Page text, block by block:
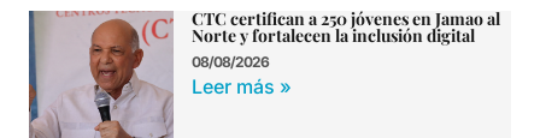
CTC certifican a 250 jóvenes en Jamao al
Norte y fortalecen la inclusión digital
08/08/2026
Leer más »